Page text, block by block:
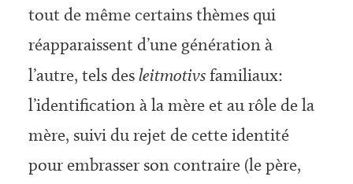
tout de même certains thèmes qui
réapparaissent d’une génération à
l’autre, tels desleitmotivsfamiliaux:
l’identification à la mère et au rôle de la
mère, suivi du rejet de cette identité
pour embrasser son contraire (le père,